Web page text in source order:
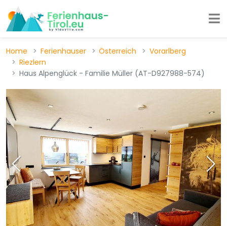
Home Ferienhauser Österreich
Vorarlberg
Riezlern
Haus Alpenglück - Familie Müller (AT-D927988-574)